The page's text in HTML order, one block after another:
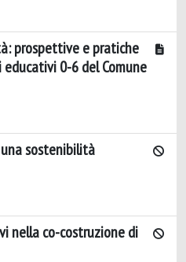
prospettive e pratiche
0-6 del Comune
sostenibilità
nella co-costruzione di